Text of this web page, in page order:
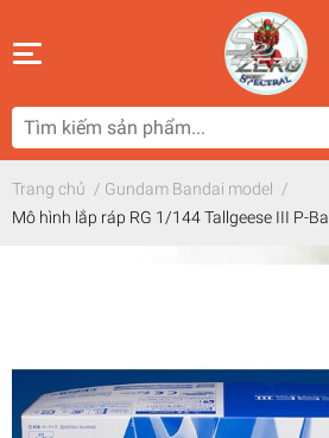
Trang chủ / Gundam Bandai model /
Mô hình lắp ráp RG 1/144 Tallgeese III P-